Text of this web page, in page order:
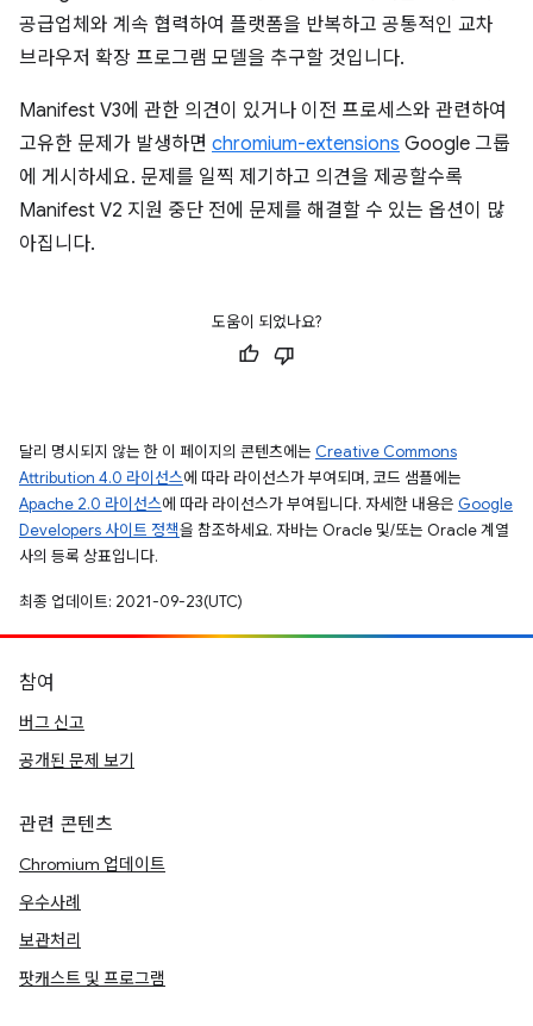
공급업체와 계속 협력하여 플랫폼을 반복하고 공통적인 교차
브라우저 확장 프로그램 모델을 추구할 것입니다.
Manifest V3에 관한 의견이 있거나 이전 프로세스와 관련하여
고유한 문제가 발생하면 chromium-extensions Google 그룹
에 게시하세요. 문제를 일찍 제기하고 의견을 제공할수록
Manifest V2 지원 중단 전에 문제를 해결할 수 있는 옵션이 많
아집니다.
도움이 되었나요?
달리 명시되지 않는 한 이 페이지의 콘텐츠에는 Creative Commons
Attribution 4.0 라이선스에 따라 라이선스가 부여되며, 코드 샘플에는
Apache 2.0 라이선스에 따라 라이선스가 부여됩니다. 자세한 내용은 Google
Developers 사이트 정책을 참조하세요. 자바는 Oracle 및/또는 Oracle 계열
사의 등록 상표입니다.
최종 업데이트: 2021-09-23(UTC)
참여
버그 신고
공개된 문제 보기
관련 콘텐츠
Chromium 업데이트
우수사례
보관처리
팟캐스트 및 프로그램